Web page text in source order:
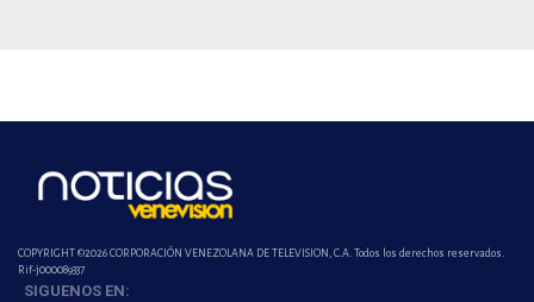
COPYRIGHT ©2026 CORPORACIÓN VENEZOLANA DE TELEVISION, C.A. Todos los derechos reservados.
Rif-j000089337
SIGUENOS EN: